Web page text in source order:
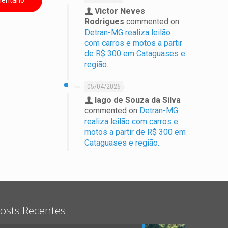
Victor Neves
Rodrigues commented on
Detran-MG realiza leilão
com carros e motos a partir
de R$ 300 em Cataguases e
região.
05/04/2026
Iago de Souza da Silva
commented on Detran-MG
realiza leilão com carros e
motos a partir de R$ 300 em
Cataguases e região.
Recentes